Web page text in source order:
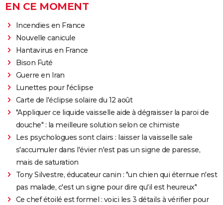
EN CE MOMENT
Incendies en France
Nouvelle canicule
Hantavirus en France
Bison Futé
Guerre en Iran
Lunettes pour l'éclipse
Carte de l'éclipse solaire du 12 août
"Appliquer ce liquide vaisselle aide à dégraisser la paroi de
douche" : la meilleure solution selon ce chimiste
Les psychologues sont clairs : laisser la vaisselle sale
s'accumuler dans l'évier n'est pas un signe de paresse,
mais de saturation
Tony Silvestre, éducateur canin : "un chien qui éternue n'est
pas malade, c'est un signe pour dire qu'il est heureux"
Ce chef étoilé est formel : voici les 3 détails à vérifier pour